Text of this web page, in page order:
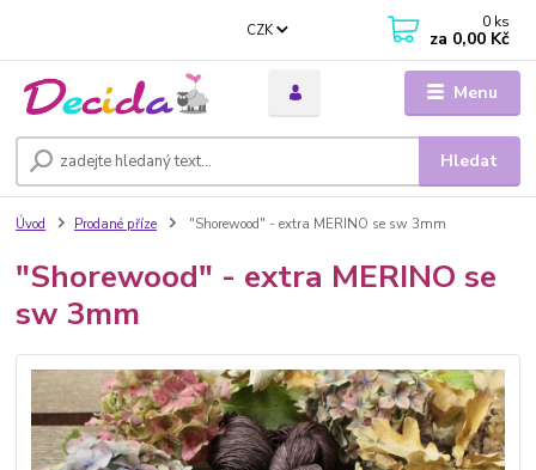
Menu
CZK
Hledat
0 ks
za 0,00 Kč
Úvod Prodané příze "Shorewood" - extra MERINO se sw 3mm
"Shorewood" - extra MERINO se
sw 3mm